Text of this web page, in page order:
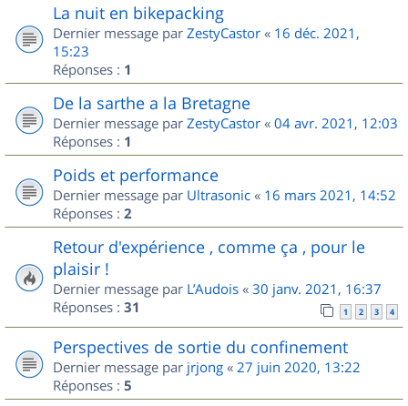
La nuit en bikepacking
Dernier message par ZestyCastor « 16 déc. 2021,
15:23
Réponses : 1
De la sarthe a la Bretagne
Dernier message par ZestyCastor « 04 avr. 2021, 12:03
Réponses : 1
Poids et performance
Dernier message par Ultrasonic « 16 mars 2021, 14:52
Réponses : 2
Retour d'expérience , comme ça , pour le
plaisir !
Dernier message par L’Audois « 30 janv. 2021, 16:37
Réponses : 31 1 2 3 4
Perspectives de sortie du confinement
Dernier message par jrjong « 27 juin 2020, 13:22
Réponses : 5